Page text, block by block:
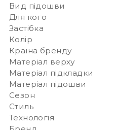
Вид підошви
Для кого
Застібка
Колір
Країна бренду
Матеріал верху
Матеріал підкладки
Матеріал підошви
Сезон
Стиль
Технологія